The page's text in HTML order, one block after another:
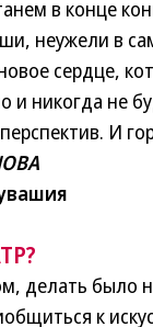
в конце
неужели в
сердце,
и никогда не
И
делать было
к